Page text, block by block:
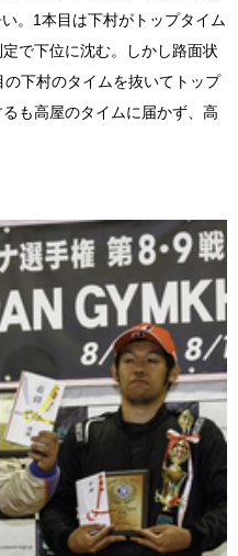
。1本目は下村がトップタイム
で下位に沈む。しかし路面状
下村のタイムを抜いてトップ
も高屋のタイムに届かず、高